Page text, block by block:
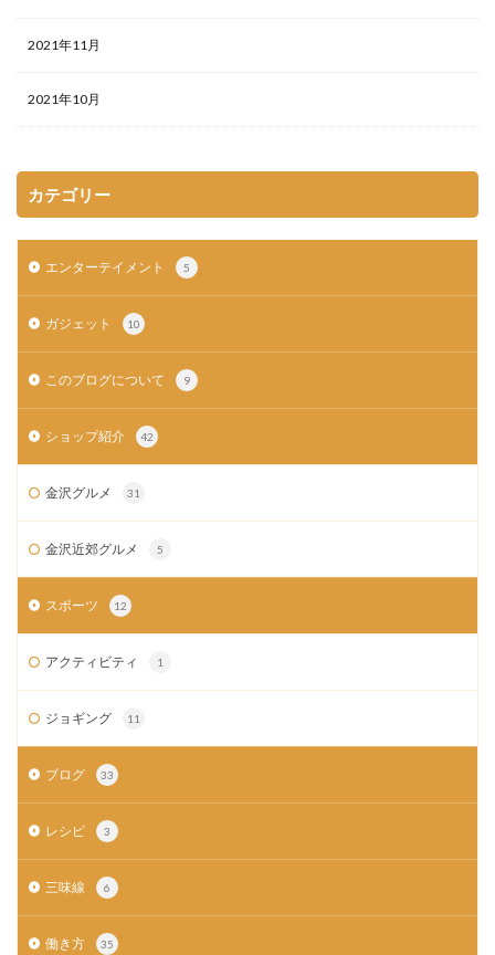
2021年11月
2021年10月
カテゴリー
エンターテイメント 5
ガジェット 10
このブログについて 9
ショップ紹介 42
金沢グルメ 31
金沢近郊グルメ 5
スポーツ 12
アクティビティ 1
ジョギング 11
ブログ 33
レシピ 3
三味線 6
働き方 35